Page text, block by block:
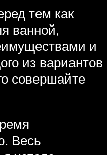
тем как
ванной,
и
из вариантов
совершайте
Весь